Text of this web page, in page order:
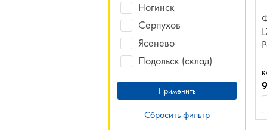
Ногинск
Серпухов
Ясенево
Подольск (склад)
Сбросить фильтр